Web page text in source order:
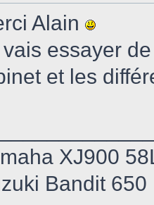
Alain
essayer
et les
XJ900
Bandit 650